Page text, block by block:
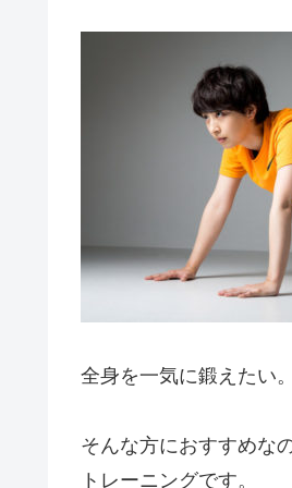
全身を一気に鍛えたい
そんな方におすすめな
トレーニングです。